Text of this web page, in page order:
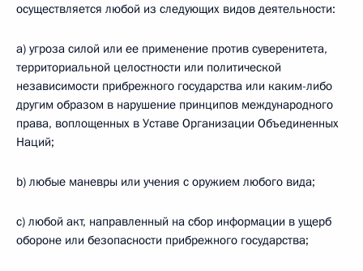
осуществляется любой из следующих видов деятельности:
a) угроза силой или ее применение против суверенитета,
территориальной целостности или политической
независимости прибрежного государства или каким-либо
другим образом в нарушение принципов международного
права, воплощенных в Уставе Организации Объединенных
Наций;
b) любые маневры или учения с оружием любого вида;
c) любой акт, направленный на сбор информации в ущерб
обороне или безопасности прибрежного государства;